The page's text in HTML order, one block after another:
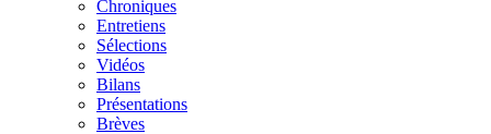
Chroniques
Entretiens
Sélections
Vidéos
Bilans
Présentations
Brèves